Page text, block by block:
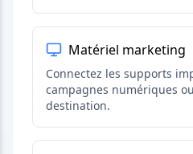
Matériel marketing
Connectez les supports
campagnes numériques
destination.